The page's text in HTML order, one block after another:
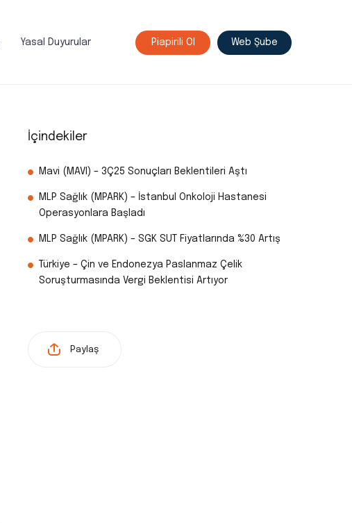
Yasal Duyurular Piapirili Ol Web Şube
İçindekiler
Mavi (MAVI) – 3Ç25 Sonuçları Beklentileri Aştı
MLP Sağlık (MPARK) – İstanbul Onkoloji Hastanesi
Operasyonlara Başladı
MLP Sağlık (MPARK) – SGK SUT Fiyatlarında %30 Artış
Türkiye – Çin ve Endonezya Paslanmaz Çelik
Soruşturmasında Vergi Beklentisi Artıyor
Paylaş